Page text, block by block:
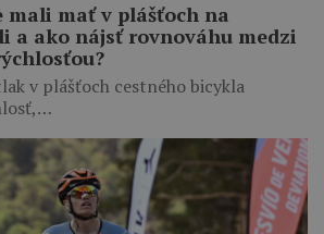
mali mať v plášťoch na
a ako nájsť rovnováhu medzi
v plášťoch cestného bicykla